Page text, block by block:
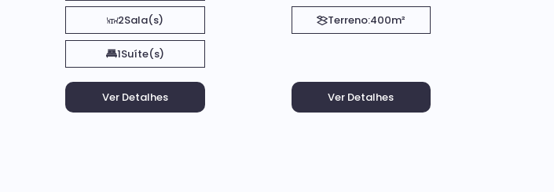
2Sala(s)
1Suíte(s)
Terreno:400m²